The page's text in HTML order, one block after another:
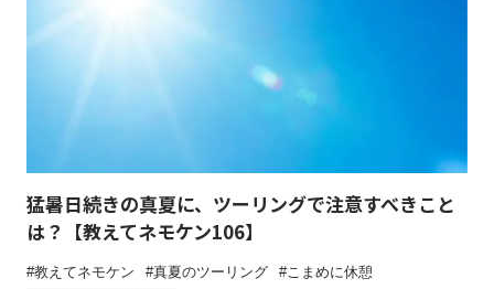
猛暑日続きの真夏に、ツーリングで注意すべきこと
は？【教えてネモケン106】
教えてネモケン 真夏のツーリング
こまめに休憩